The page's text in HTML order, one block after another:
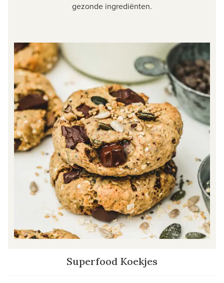
gezonde ingrediënten.
Superfood Koekjes